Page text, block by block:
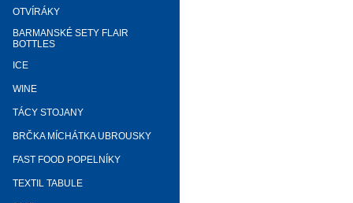
OTVÍRÁKY
BARMANSKÉ SETY FLAIR
BOTTLES
ICE
WINE
TÁCY STOJANY
BRČKA MÍCHÁTKA UBROUSKY
FAST FOOD POPELNÍKY
TEXTIL TABULE